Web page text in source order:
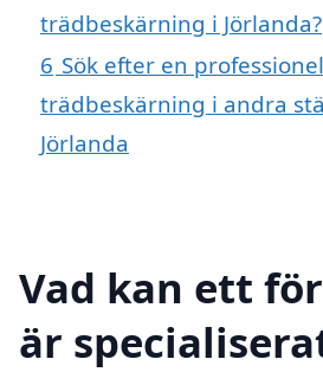
trädbeskärning i Jörlanda?
6 Sök efter en
trädbeskärning i andra
Jörlanda
Vad kan ett
är